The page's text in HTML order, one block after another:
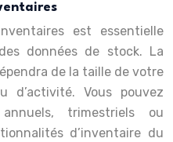
est essentielle
données de stock. La
de la taille de votre
d’activité. Vous pouvez
trimestriels ou
d’inventaire du